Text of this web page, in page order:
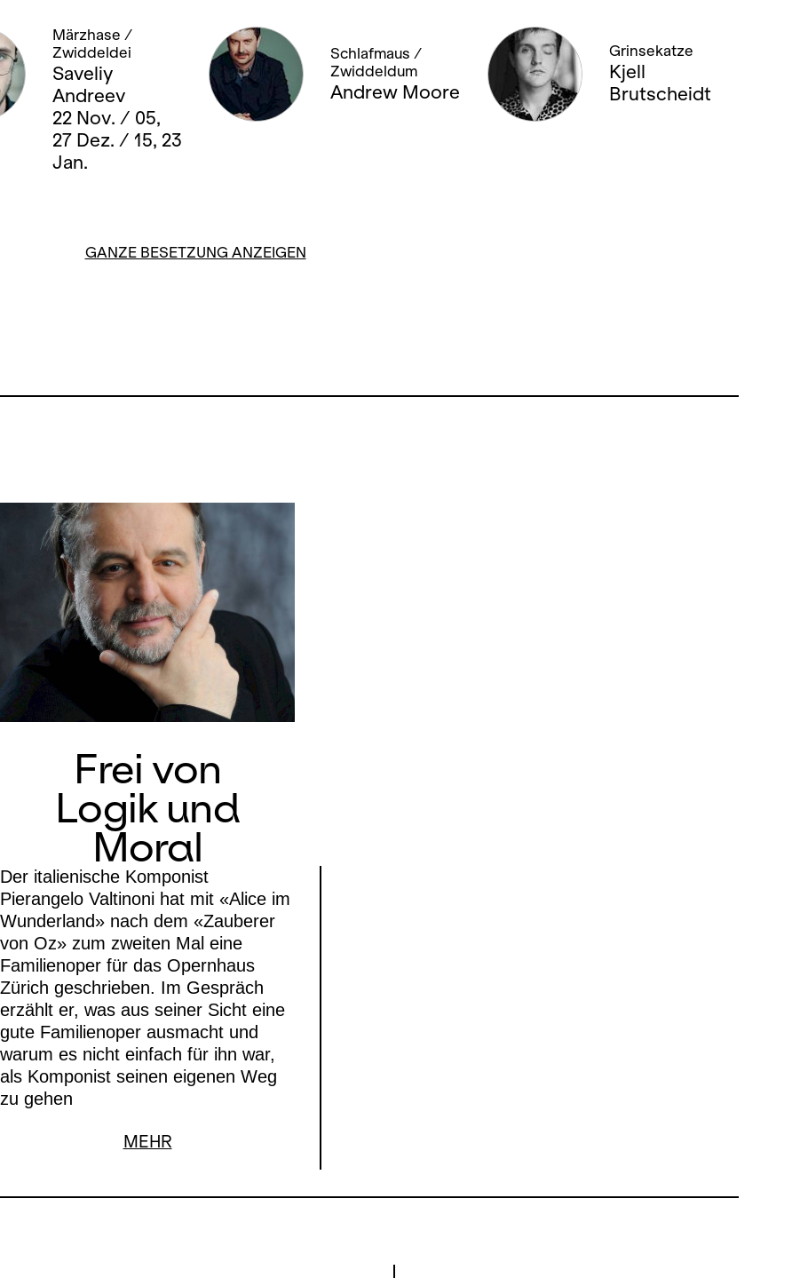
Märzhase /
Zwiddeldei
Saveliy
Andreev
22 Nov. / 05,
27 Dez. / 15, 23
Jan.
Schlafmaus /
Zwiddeldum
Andrew Moore
Grinsekatze
Kjell
Brutscheidt
GANZE BESETZUNG ANZEIGEN
Frei von
Logik und
Moral
Der italienische Komponist
Pierangelo Valtinoni hat mit «Alice im
Wunderland» nach dem «Zauberer
von Oz» zum zweiten Mal eine
Familienoper für das Opernhaus
Zürich geschrieben. Im Gespräch
erzählt er, was aus seiner Sicht eine
gute Familienoper ausmacht und
warum es nicht einfach für ihn war,
als Komponist seinen eigenen Weg
zu gehen
MEHR